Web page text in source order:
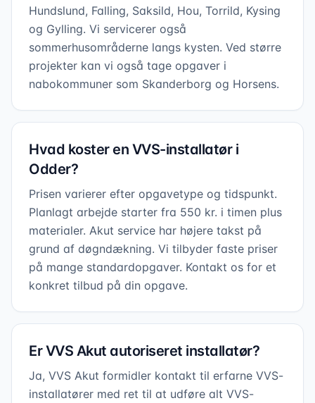
Hundslund, Falling, Saksild, Hou, Torrild, Kysing
og Gylling. Vi servicerer også
sommerhusområderne langs kysten. Ved større
projekter kan vi også tage opgaver i
nabokommuner som Skanderborg og Horsens.
Hvad koster en VVS-installatør i
Odder?
Prisen varierer efter opgavetype og tidspunkt.
Planlagt arbejde starter fra 550 kr. i timen plus
materialer. Akut service har højere takst på
grund af døgndækning. Vi tilbyder faste priser
på mange standardopgaver. Kontakt os for et
konkret tilbud på din opgave.
Er VVS Akut autoriseret installatør?
Ja, VVS Akut formidler kontakt til erfarne VVS-
installatører med ret til at udføre alt VVS-